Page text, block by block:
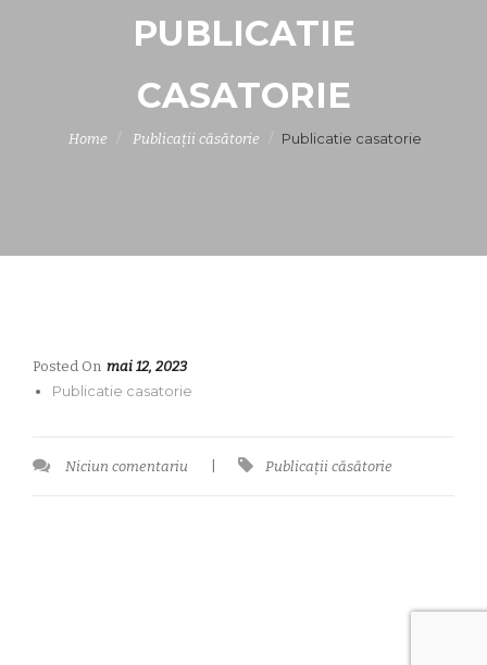
PUBLICATIE
CASATORIE
Home Publicații căsătorie Publicatie casatorie
Posted On mai 12, 2023
Publicatie casatorie
Niciun comentariu Publicații căsătorie